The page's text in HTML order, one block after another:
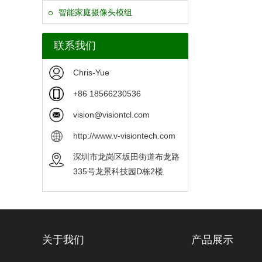
智能家庭摄像头模组
联系我们
Chris-Yue
+86 18566230536
vision@visiontcl.com
http://www.v-visiontech.com
深圳市龙岗区坂田街道布龙路
335号龙景科技园D栋2楼
关于我们 产品展示